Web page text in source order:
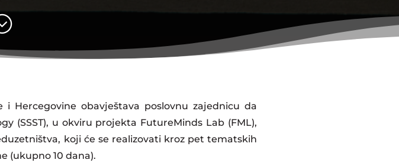
i Hercegovine obavještava poslovnu zajednicu da
(SSST), u okviru projekta FutureMinds Lab (FML),
koji će se realizovati kroz pet tematskih
(ukupno 10 dana).